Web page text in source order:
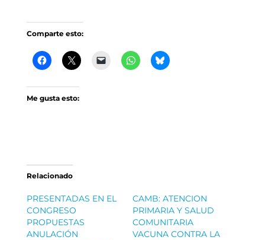
Comparte esto:
Me gusta esto:
Relacionado
PRESENTADAS EN EL
CONGRESO
PROPUESTAS
ANULACIÓN
CAMB: ATENCION
PRIMARIA Y SALUD
COMUNITARIA
VACUNA CONTRA LA